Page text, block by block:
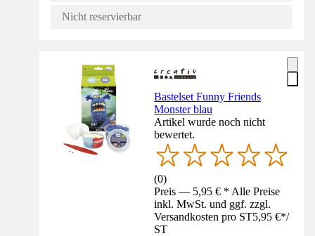
Nicht reservierbar
Bastelset Funny Friends
Monster blau
Artikel wurde noch nicht
bewertet.
(0)
Preis — 5,95 € * Alle Preise
inkl. MwSt. und ggf. zzgl.
Versandkosten pro ST5,95 €*/
ST